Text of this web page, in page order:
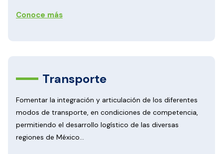
Conoce más
Transporte
Fomentar la integración y articulación de los diferentes
modos de transporte, en condiciones de competencia,
permitiendo el desarrollo logístico de las diversas
regiones de México...